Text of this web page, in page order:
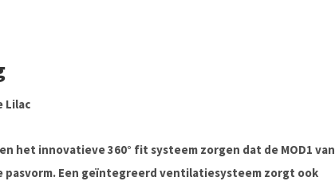
Lilac
het innovatieve 360° fit systeem zorgen dat de MOD1 van
pasvorm. Een geïntegreerd ventilatiesysteem zorgt ook